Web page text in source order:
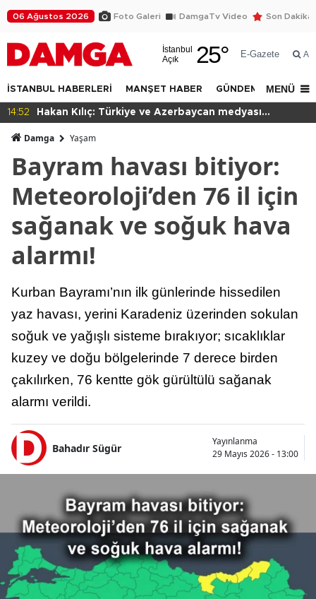
06 Ağustos 2026 Foto Galeri DamgaTv Video Son Dakika
İstanbul
Açık
25° E-Gazete Ara
İSTANBUL HABERLERİ MANŞET HABER GÜNDEM DÜNYA
MENÜ
11:48 Fatih tarihe sahip çıkıyor
Damga Yaşam
Bayram havası bitiyor:
Meteoroloji’den 76 il için
sağanak ve soğuk hava
alarmı!
Kurban Bayramı’nın ilk günlerinde hissedilen
yaz havası, yerini Karadeniz üzerinden sokulan
soğuk ve yağışlı sisteme bırakıyor; sıcaklıklar
kuzey ve doğu bölgelerinde 7 derece birden
çakılırken, 76 kentte gök gürültülü sağanak
alarmı verildi.
Bahadır Sügür
Yayınlanma
29 Mayıs 2026 - 13:00